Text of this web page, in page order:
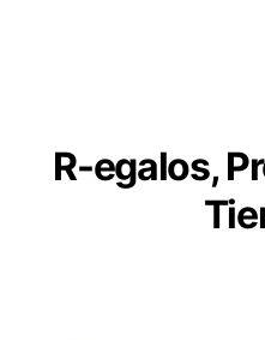
R-egalos,